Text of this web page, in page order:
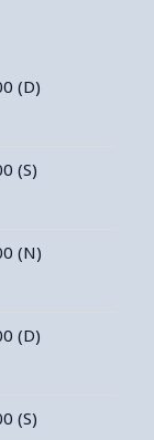
(D)
(S)
(N)
(D)
(S)